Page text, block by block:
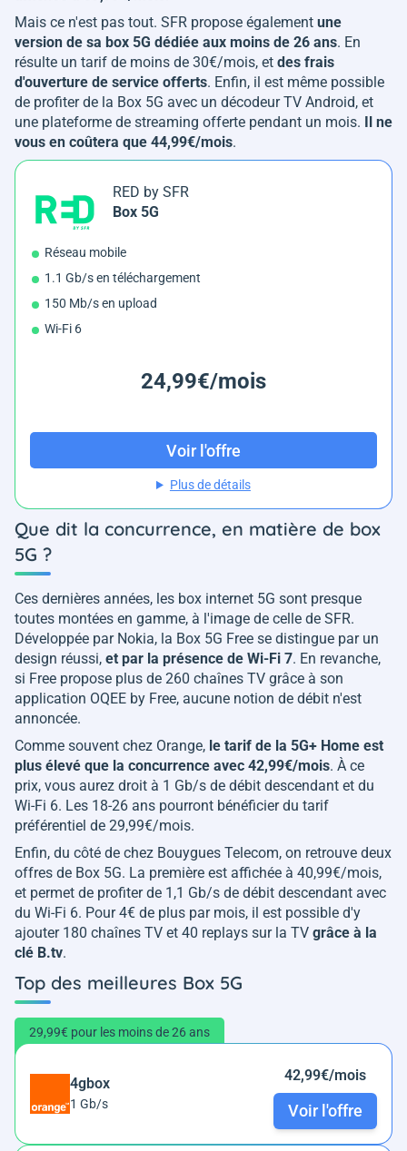
Mais ce n'est pas tout. SFR propose également une
version de sa box 5G dédiée aux moins de 26 ans. En
résulte un tarif de moins de 30€/mois, et des frais
d'ouverture de service offerts. Enfin, il est même possible
de profiter de la Box 5G avec un décodeur TV Android, et
une plateforme de streaming offerte pendant un mois. Il ne
vous en coûtera que 44,99€/mois.
RED by SFR
Box 5G
Réseau mobile
1.1 Gb/s en téléchargement
150 Mb/s en upload
Wi-Fi 6
24,99€/mois
Voir l'offre
Plus de détails
Que dit la concurrence, en matière de box
5G ?
Ces dernières années, les box internet 5G sont presque
toutes montées en gamme, à l'image de celle de SFR.
Développée par Nokia, la Box 5G Free se distingue par un
design réussi, et par la présence de Wi-Fi 7. En revanche,
si Free propose plus de 260 chaînes TV grâce à son
application OQEE by Free, aucune notion de débit n'est
annoncée.
Comme souvent chez Orange, le tarif de la 5G+ Home est
plus élevé que la concurrence avec 42,99€/mois. À ce
prix, vous aurez droit à 1 Gb/s de débit descendant et du
Wi-Fi 6. Les 18-26 ans pourront bénéficier du tarif
préférentiel de 29,99€/mois.
Enfin, du côté de chez Bouygues Telecom, on retrouve deux
offres de Box 5G. La première est affichée à 40,99€/mois,
et permet de profiter de 1,1 Gb/s de débit descendant avec
du Wi-Fi 6. Pour 4€ de plus par mois, il est possible d'y
ajouter 180 chaînes TV et 40 replays sur la TV grâce à la
clé B.tv.
Top des meilleures Box 5G
29,99€ pour les moins de 26 ans
4gbox
1 Gb/s
42,99€/mois
Voir l'offre